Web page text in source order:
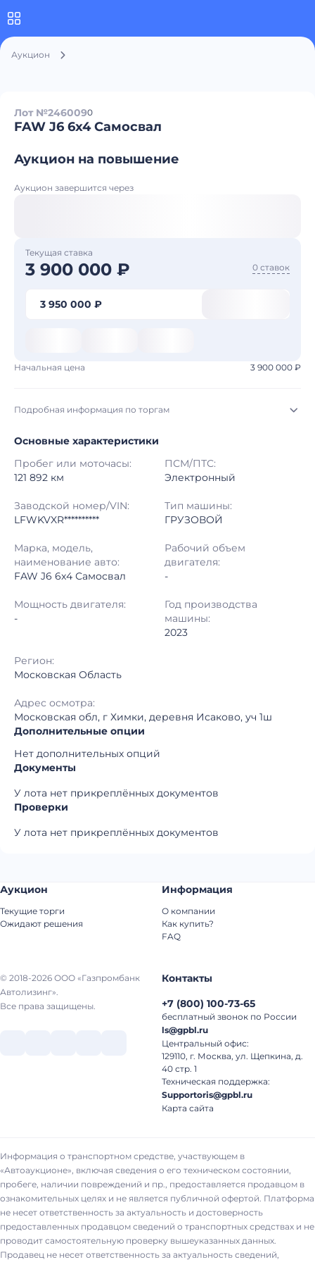
Аукцион
Лот №2460090
FAW J6 6x4 Самосвал
Аукцион на повышение
Аукцион завершится через
Текущая ставка
3 900 000 ₽ 0 ставок
3 950 000 ₽
Начальная цена 3 900 000 ₽
Подробная информация по торгам
Начало торгов: 31.07.2026, 21:25 МСК
Конец торгов: 07.08.2026, 22:25 МСК
Тип аукциона: Открытые торги
Шаг торгов: 50 000 ₽
Московская Область
Основные характеристики
Пробег или моточасы:
121 892 км
ПСМ/ПТС:
Электронный
Заводской номер/VIN:
LFWKVXR**********
Тип машины:
ГРУЗОВОЙ
Марка, модель,
наименование авто:
FAW J6 6x4 Самосвал
Рабочий объем
двигателя:
-
Мощность двигателя:
-
Год производства
машины:
2023
Регион:
Московская Область
Адрес осмотра:
Московская обл, г Химки, деревня Исаково, уч 1ш
Дополнительные опции
Нет дополнительных опций
Документы
У лота нет прикреплённых документов
Проверки
У лота нет прикреплённых документов
© 2018-2026 ООО «Газпромбанк
Автолизинг».
Все права защищены.
Аукцион
Текущие торги
Ожидают решения
Информация
О компании
Как купить?
FAQ
Контакты
+7 (800) 100-73-65
бесплатный звонок по России
ls@gpbl.ru
Центральный офис:
129110, г. Москва, ул. Щепкина, д.
40 стр. 1
Техническая поддержка:
Supportoris@gpbl.ru
Карта сайта
Информация о транспортном средстве, участвующем в
«Автоаукционе», включая сведения о его техническом состоянии,
пробеге, наличии повреждений и пр., предоставляется продавцом в
ознакомительных целях и не является публичной офертой. Платформа
не несет ответственность за актуальность и достоверность
предоставленных продавцом сведений о транспортных средствах и не
проводит самостоятельную проверку вышеуказанных данных.
Продавец не несет ответственность за актуальность сведений,